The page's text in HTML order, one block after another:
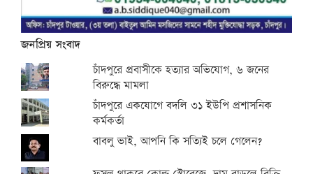
জনপ্রিয় সংবাদ
চাঁদপুরে প্রবাসীকে হত্যার অভিযোগ, ৬ জনের
বিরুদ্ধে মামলা
চাঁদপুরে একযোগে বদলি ৩১ ইউপি প্রশাসনিক
কর্মকর্তা
বাবলু ভাই, আপনি কি সত্যিই চলে গেলেন?